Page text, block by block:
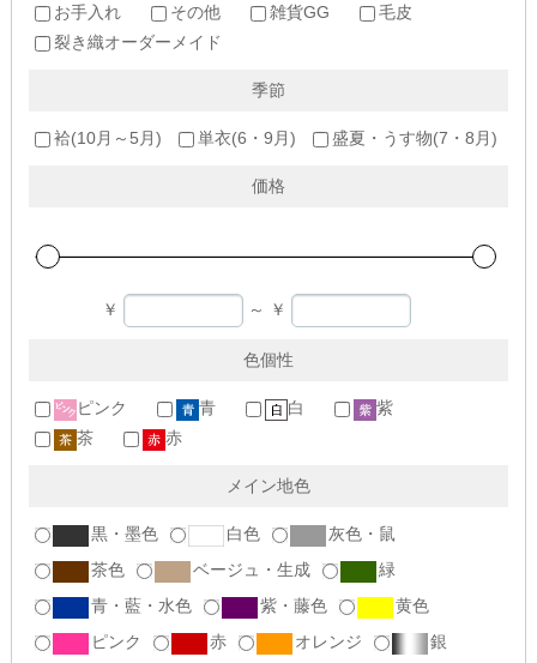
お手入れ
その他 雑貨GG
毛皮
裂き織オーダーメイド
季節
袷(10月～5月) 単衣(6・9月) 盛夏・うす物(7・8月)
価格
￥ ～ ￥
色個性
ピンク 青 白
紫
茶
赤
メイン地色
黒・墨色 白色
灰色・鼠
茶色
ベージュ・生成
緑
青・藍・水色
紫・藤色
黄色
ピンク
赤 オレンジ 銀